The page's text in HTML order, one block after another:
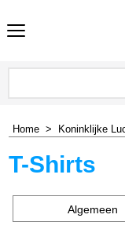
Home > Koninklijke
T-Shirts
Algemeen